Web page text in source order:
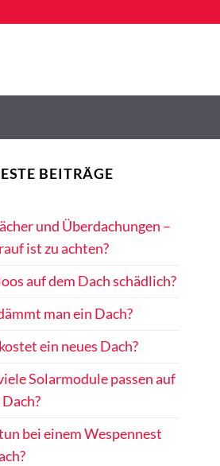
BEITRÄGE
und Überdachungen –
ist zu achten?
auf dem Dach schädlich?
man ein Dach?
ein neues Dach?
Solarmodule passen auf
bei einem Wespennest